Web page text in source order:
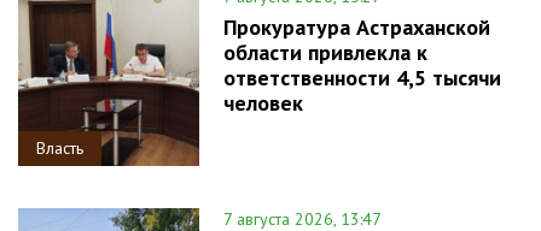
Власть
Прокуратура Астраханской
области привлекла к
ответственности 4,5 тысячи
человек
7 августа 2026, 13:47